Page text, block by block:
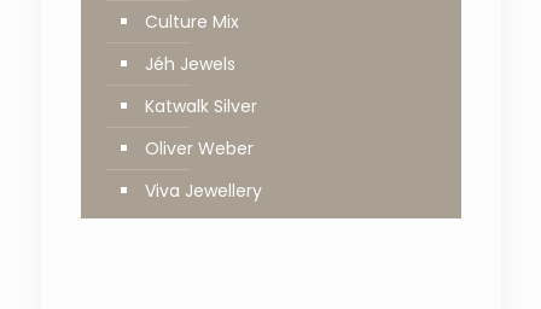
Culture Mix
Jéh Jewels
Katwalk Silver
Oliver Weber
Viva Jewellery